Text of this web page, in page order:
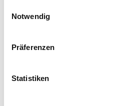
Notwendig
Präferenzen
Statistiken
Ausstattung